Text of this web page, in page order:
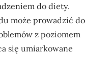
do diety.
może prowadzić do
z poziomem
się umiarkowane